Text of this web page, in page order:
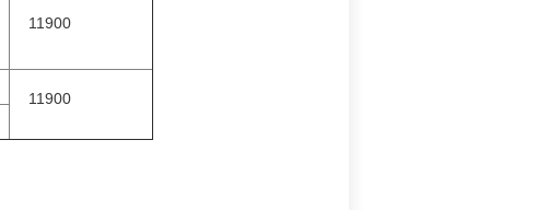
11900
11900